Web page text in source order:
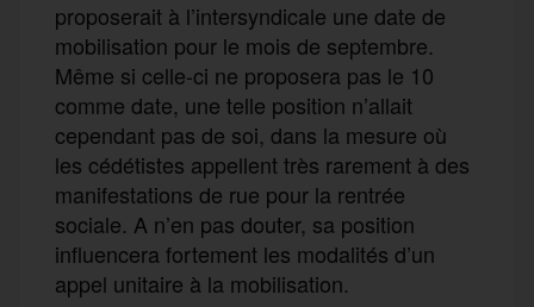
proposerait à l’intersyndicale une date de
mobilisation pour le mois de septembre.
Même si celle-ci ne proposera pas le 10
comme date, une telle position n’allait
cependant pas de soi, dans la mesure où
les cédétistes appellent très rarement à des
manifestations de rue pour la rentrée
sociale. A n’en pas douter, sa position
influencera fortement les modalités d’un
appel unitaire à la mobilisation.